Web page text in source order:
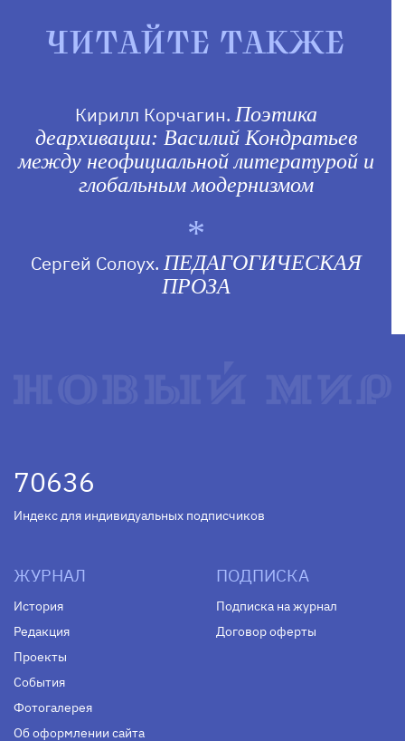
ЧИТАЙТЕ ТАКЖЕ
Кирилл Корчагин. Поэтика
деархивации: Василий Кондратьев
между неофициальной литературой и
глобальным модернизмом
Сергей Солоух. ПЕДАГОГИЧЕСКАЯ
ПРОЗА
70636
Индекс для индивидуальных подписчиков
ЖУРНАЛ
История
Редакция
Проекты
События
Фотогалерея
Об оформлении сайта
ПОДПИСКА
Подписка на журнал
Договор оферты